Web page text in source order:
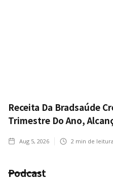
Receita Da Bradsaúde
Trimestre Do Ano,
Aug 5, 2026 2 min de leitura
Podcast